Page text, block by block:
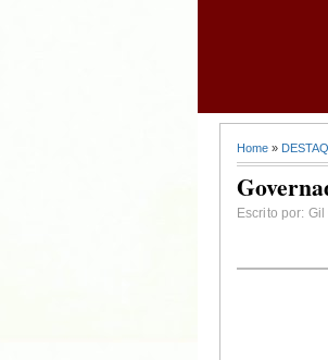
Home »
Escrito por: